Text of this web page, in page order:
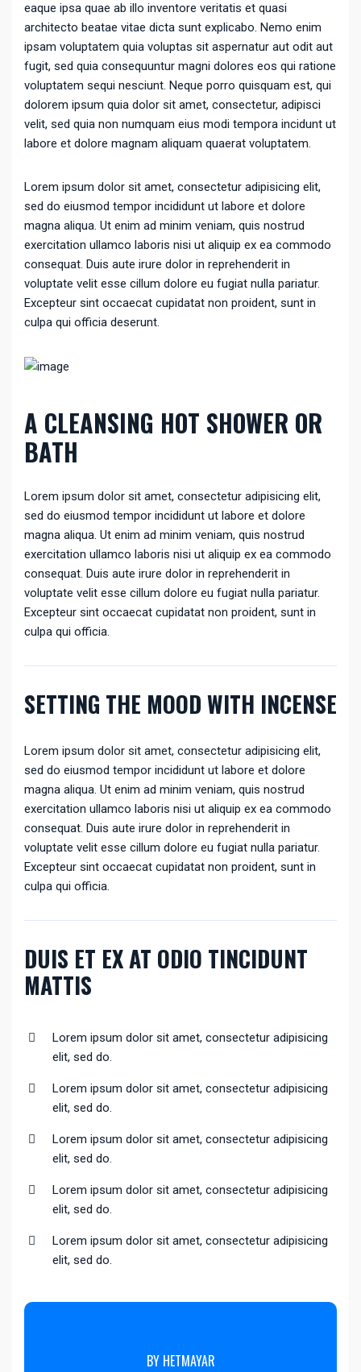
eaque ipsa quae ab illo inventore veritatis et quasi
architecto beatae vitae dicta sunt explicabo. Nemo enim
ipsam voluptatem quia voluptas sit aspernatur aut odit aut
fugit, sed quia consequuntur magni dolores eos qui ratione
voluptatem sequi nesciunt. Neque porro quisquam est, qui
dolorem ipsum quia dolor sit amet, consectetur, adipisci
velit, sed quia non numquam eius modi tempora incidunt ut
labore et dolore magnam aliquam quaerat voluptatem.
Lorem ipsum dolor sit amet, consectetur adipisicing elit,
sed do eiusmod tempor incididunt ut labore et dolore
magna aliqua. Ut enim ad minim veniam, quis nostrud
exercitation ullamco laboris nisi ut aliquip ex ea commodo
consequat. Duis aute irure dolor in reprehenderit in
voluptate velit esse cillum dolore eu fugiat nulla pariatur.
Excepteur sint occaecat cupidatat non proident, sunt in
culpa qui officia deserunt.
A CLEANSING HOT SHOWER OR
BATH
Lorem ipsum dolor sit amet, consectetur adipisicing elit,
sed do eiusmod tempor incididunt ut labore et dolore
magna aliqua. Ut enim ad minim veniam, quis nostrud
exercitation ullamco laboris nisi ut aliquip ex ea commodo
consequat. Duis aute irure dolor in reprehenderit in
voluptate velit esse cillum dolore eu fugiat nulla pariatur.
Excepteur sint occaecat cupidatat non proident, sunt in
culpa qui officia.
SETTING THE MOOD WITH INCENSE
Lorem ipsum dolor sit amet, consectetur adipisicing elit,
sed do eiusmod tempor incididunt ut labore et dolore
magna aliqua. Ut enim ad minim veniam, quis nostrud
exercitation ullamco laboris nisi ut aliquip ex ea commodo
consequat. Duis aute irure dolor in reprehenderit in
voluptate velit esse cillum dolore eu fugiat nulla pariatur.
Excepteur sint occaecat cupidatat non proident, sunt in
culpa qui officia.
DUIS ET EX AT ODIO TINCIDUNT
MATTIS
Lorem ipsum dolor sit amet, consectetur adipisicing
elit, sed do.
Lorem ipsum dolor sit amet, consectetur adipisicing
elit, sed do.
Lorem ipsum dolor sit amet, consectetur adipisicing
elit, sed do.
Lorem ipsum dolor sit amet, consectetur adipisicing
elit, sed do.
Lorem ipsum dolor sit amet, consectetur adipisicing
elit, sed do.
BY HETMAYAR